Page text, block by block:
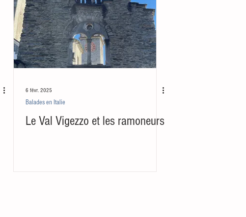
6 févr. 2025
Balades en Italie
Le Val Vigezzo et les ramoneurs